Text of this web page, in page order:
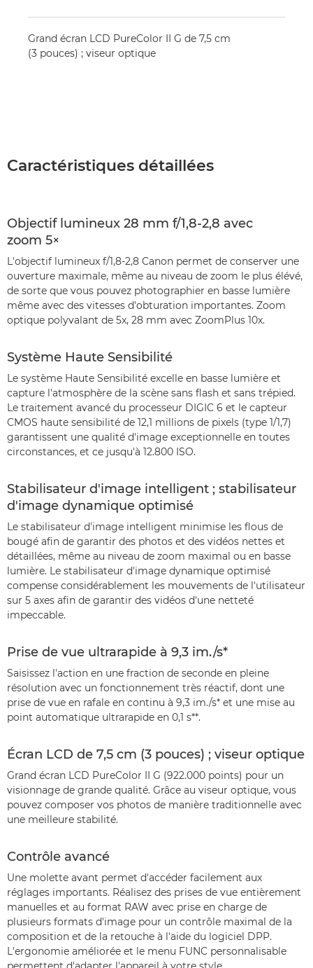
Grand écran LCD PureColor II G de 7,5 cm
(3 pouces) ; viseur optique
Caractéristiques détaillées
Objectif lumineux 28 mm f/1,8-2,8 avec
zoom 5×
L'objectif lumineux f/1,8-2,8 Canon permet de conserver une
ouverture maximale, même au niveau de zoom le plus élévé,
de sorte que vous pouvez photographier en basse lumière
même avec des vitesses d'obturation importantes. Zoom
optique polyvalant de 5x, 28 mm avec ZoomPlus 10x.
Système Haute Sensibilité
Le système Haute Sensibilité excelle en basse lumière et
capture l'atmosphère de la scène sans flash et sans trépied.
Le traitement avancé du processeur DIGIC 6 et le capteur
CMOS haute sensibilité de 12,1 millions de pixels (type 1/1,7)
garantissent une qualité d'image exceptionnelle en toutes
circonstances, et ce jusqu'à 12.800 ISO.
Stabilisateur d'image intelligent ; stabilisateur
d'image dynamique optimisé
Le stabilisateur d'image intelligent minimise les flous de
bougé afin de garantir des photos et des vidéos nettes et
détaillées, même au niveau de zoom maximal ou en basse
lumière. Le stabilisateur d'image dynamique optimisé
compense considérablement les mouvements de l'utilisateur
sur 5 axes afin de garantir des vidéos d'une netteté
impeccable.
Prise de vue ultrarapide à 9,3 im./s*
Saisissez l'action en une fraction de seconde en pleine
résolution avec un fonctionnement très réactif, dont une
prise de vue en rafale en continu à 9,3 im./s* et une mise au
point automatique ultrarapide en 0,1 s**.
Écran LCD de 7,5 cm (3 pouces) ; viseur optique
Grand écran LCD PureColor II G (922.000 points) pour un
visionnage de grande qualité. Grâce au viseur optique, vous
pouvez composer vos photos de manière traditionnelle avec
une meilleure stabilité.
Contrôle avancé
Une molette avant permet d'accéder facilement aux
réglages importants. Réalisez des prises de vue entièrement
manuelles et au format RAW avec prise en charge de
plusieurs formats d'image pour un contrôle maximal de la
composition et de la retouche à l'aide du logiciel DPP.
L'ergonomie améliorée et le menu FUNC personnalisable